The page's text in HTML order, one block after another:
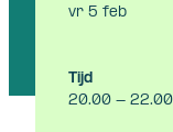
vr 5 feb
Tijd
20.00 - 22.00